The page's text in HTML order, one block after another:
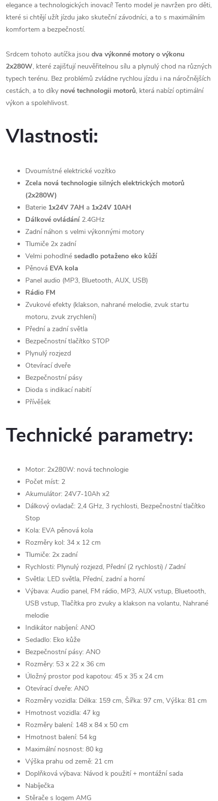
elegance a technologických inovací! Tento model je navržen pro děti,
které si chtějí užít jízdu jako skuteční závodníci, a to s maximálním
komfortem a bezpečností.
Srdcem tohoto autíčka jsou dva výkonné motory o výkonu
2x280W, které zajišťují neuvěřitelnou sílu a plynulý chod na různých
typech terénu. Bez problémů zvládne rychlou jízdu i na náročnějších
cestách, a to díky nové technologii motorů, která nabízí optimální
výkon a spolehlivost.
Vlastnosti:
Dvoumístné elektrické vozítko
Zcela nová technologie silných elektrických motorů
(2x280W)
Baterie 1x24V 7AH a 1x24V 10AH
Dálkové ovládání 2.4GHz
Zadní náhon s velmi výkonnými motory
Tlumiče 2x zadní
Velmi pohodlné sedadlo potaženo eko kůží
Pěnová EVA kola
Panel audio (MP3, Bluetooth, AUX, USB)
Rádio FM
Zvukové efekty (klakson, nahrané melodie, zvuk startu
motoru, zvuk zrychlení)
Přední a zadní světla
Bezpečnostní tlačítko STOP
Plynulý rozjezd
Otevírací dveře
Bezpečnostní pásy
Dioda s indikací nabití
Přívěšek
Technické parametry:
Motor: 2x280W: nová technologie
Počet míst: 2
Akumulátor: 24V7-10Ah x2
Dálkový ovladač: 2,4 GHz, 3 rychlosti, Bezpečnostní tlačítko
Stop
Kola: EVA pěnová kola
Rozměry kol: 34 x 12 cm
Tlumiče: 2x zadní
Rychlosti: Plynulý rozjezd, Přední (2 rychlosti) / Zadní
Světla: LED světla, Přední, zadní a horní
Výbava: Audio panel, FM rádio, MP3, AUX vstup, Bluetooth,
USB vstup, Tlačítka pro zvuky a klakson na volantu, Nahrané
melodie
Indikátor nabíjení: ANO
Sedadlo: Eko kůže
Bezpečnostní pásy: ANO
Rozměry: 53 x 22 x 36 cm
Úložný prostor pod kapotou: 45 x 35 x 24 cm
Otevírací dveře: ANO
Rozměry vozidla: Délka: 159 cm, Šířka: 97 cm, Výška: 81 cm
Hmotnost vozidla: 47 kg
Rozměry balení: 148 x 84 x 50 cm
Hmotnost balení: 54 kg
Maximální nosnost: 80 kg
Výška prahu od země: 21 cm
Doplňková výbava: Návod k použití + montážní sada
Nabíječka
Stěrače s logem AMG